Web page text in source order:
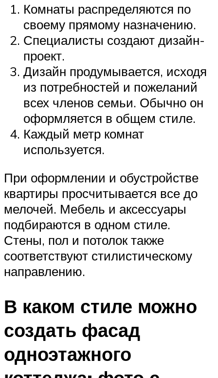
Комнаты распределяются по
своему прямому назначению.
Специалисты создают дизайн-
проект.
Дизайн продумывается, исходя
из потребностей и пожеланий
всех членов семьи. Обычно он
оформляется в общем стиле.
Каждый метр комнат
используется.
При оформлении и обустройстве
квартиры просчитывается все до
мелочей. Мебель и аксессуары
подбираются в одном стиле.
Стены, пол и потолок также
соответствуют стилистическому
направлению.
В каком стиле можно
создать фасад
одноэтажного